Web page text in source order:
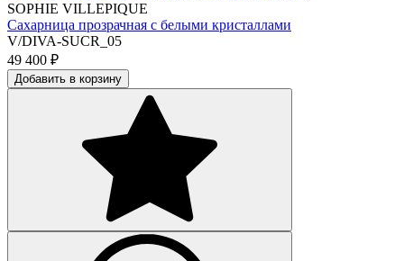
SOPHIE VILLEPIQUE
Сахарница прозрачная с белыми кристаллами
V/DIVA-SUCR_05
49 400 ₽
Добавить в корзину